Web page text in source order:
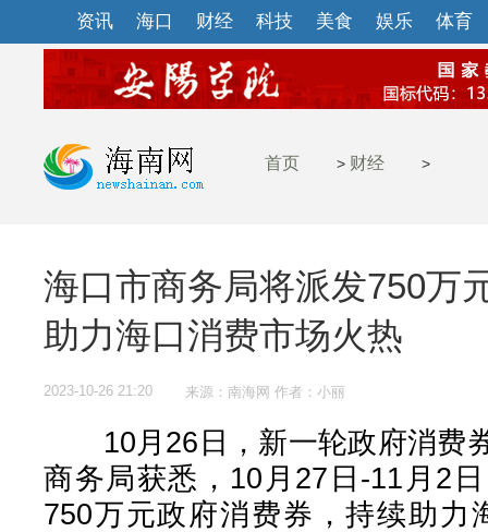
资讯 海口 财经 科技 美食 娱乐 体育
首页 > 财经 >
海口市商务局将派发750万
助力海口消费市场火热
2023-10-26 21:20 来源：南海网 作者：小丽
10月26日，新一轮政府消费
商务局获悉，10月27日-11月2
750万元政府消费券，持续助力